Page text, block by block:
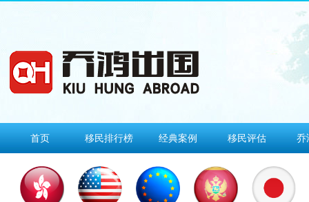
首页 移民排行榜 经典案例 移民评估 乔